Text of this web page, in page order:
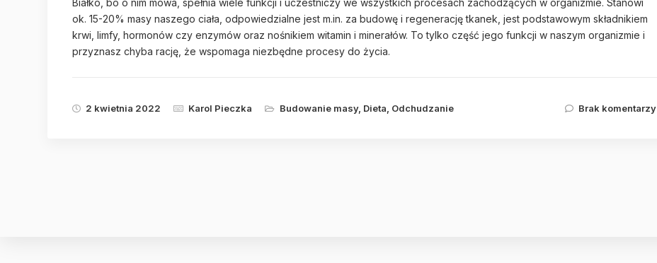
Białko, bo o nim mowa, spełnia wiele funkcji i uczestniczy we wszystkich procesach zachodzących w organizmie. Stanowi
ok. 15-20% masy naszego ciała, odpowiedzialne jest m.in. za budowę i regenerację tkanek, jest podstawowym składnikiem
krwi, limfy, hormonów czy enzymów oraz nośnikiem witamin i minerałów. To tylko część jego funkcji w naszym organizmie i
przyznasz chyba rację, że wspomaga niezbędne procesy do życia.
2 kwietnia 2022 Karol Pieczka Budowanie masy, Dieta Odchudzanie Brak komentarzy